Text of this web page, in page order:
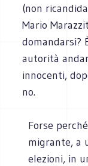
(non
Mario
domandarsi?
autorità
innocenti,
no.
Forse
migrante, a
elezioni, in